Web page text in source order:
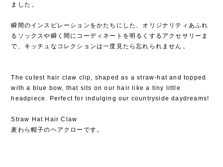
ました⁡。
瞬間のインスピレーションをかたちにした、オリジナリティあふれ
るソックスや瞬く間にコーディネートを明るくするアクセサリーま
で、キッチュなコレクションは一度見たら忘れられません⁡。
The cutest hair claw clip, shaped as a straw-hat and topped
with a blue bow, that sits on our hair like a tiny little
headpiece. Perfect for indulging our countryside daydreams!
Straw Hat Hair Claw
麦わら帽子のヘアクローです。